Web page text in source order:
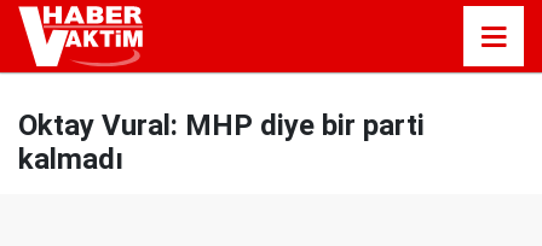
Oktay Vural: MHP diye bir parti
kalmadı